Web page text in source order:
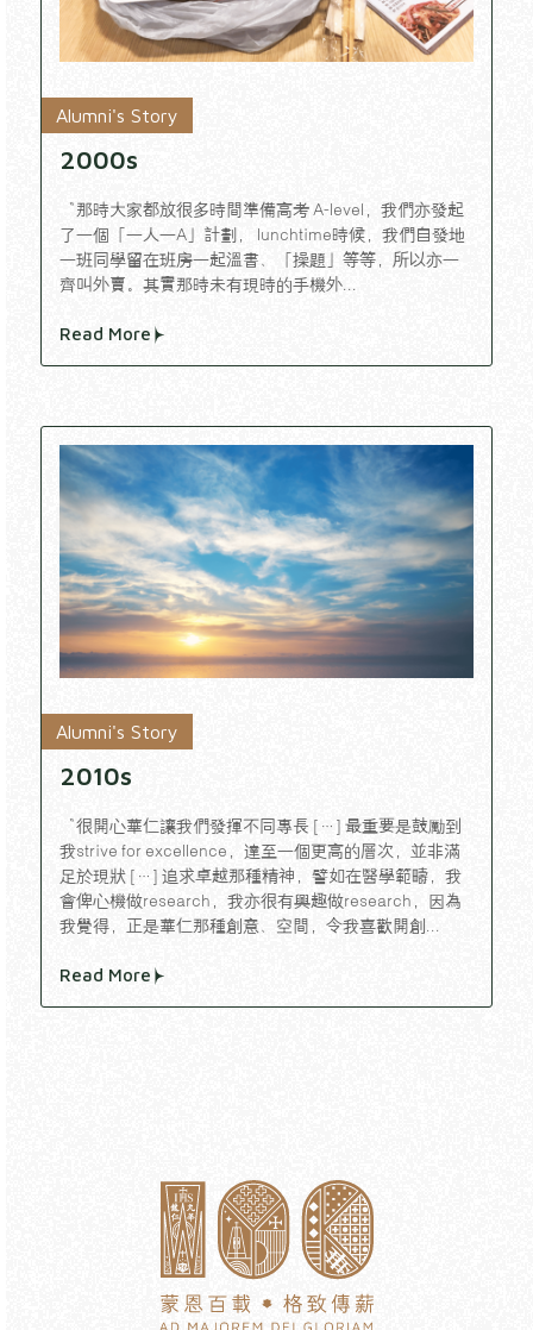
Alumni's Story
2000s
“那時大家都放很多時間準備高考 A-level，我們亦發起
了一個「一人一A」計劃， lunchtime時候，我們自發地
一班同學留在班房一起溫書、「操題」等等，所以亦一
齊叫外賣。其實那時未有現時的手機外...
Read More
Alumni's Story
2010s
“很開心華仁讓我們發揮不同專長 […] 最重要是鼓勵到
我strive for excellence，達至一個更高的層次，並非滿
足於現狀 […] 追求卓越那種精神，譬如在醫學範疇，我
會俾心機做research，我亦很有興趣做research，因為
我覺得，正是華仁那種創意、空間，令我喜歡開創...
Read More